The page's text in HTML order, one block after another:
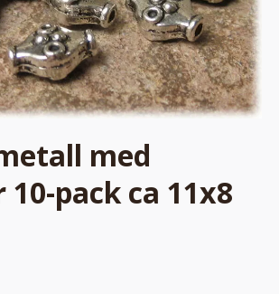
med
pack ca 11x8